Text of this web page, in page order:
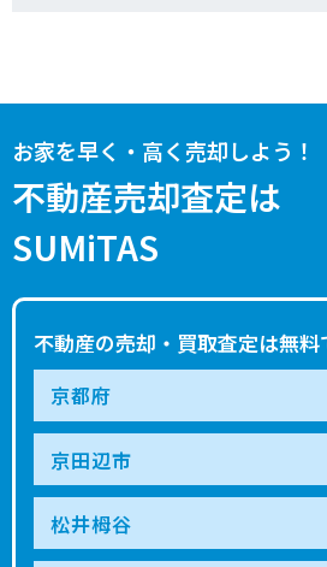
お家を早く・高く売却しよう！
不動産売却査定は
SUMiTAS
不動産の売却・買取査定は無料